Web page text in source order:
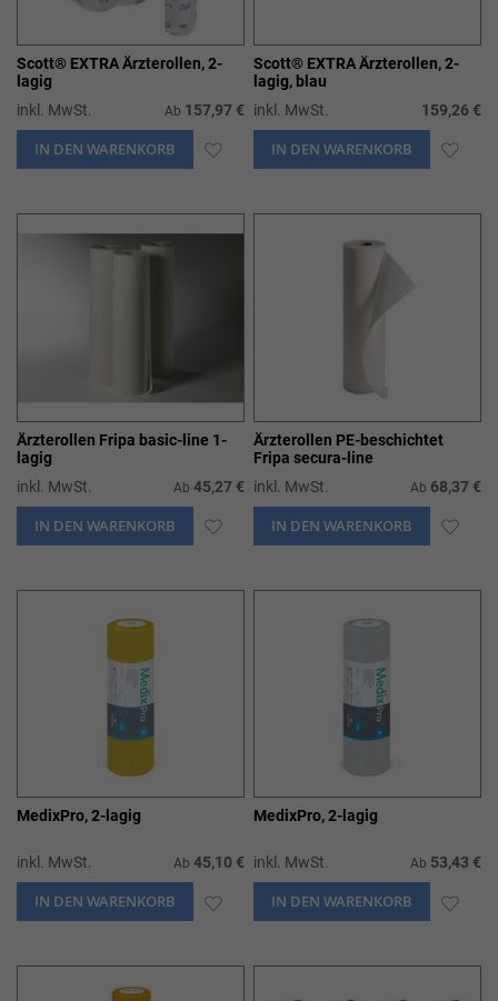
Scott® EXTRA Ärzterollen, 2-
lagig
inkl. MwSt.
Ab 157,97 €
IN DEN WARENKORB ZUR
Scott® EXTRA Ärzterollen, 2-
lagig, blau
inkl. MwSt.
159,26 €
IN DEN WARENKORB ZUR
Ärzterollen Fripa basic-line 1-
lagig
inkl. MwSt.
Ab 45,27 €
IN DEN WARENKORB ZUR
Ärzterollen PE-beschichtet
Fripa secura-line
inkl. MwSt.
Ab 68,37 €
IN DEN WARENKORB ZUR
MedixPro, 2-lagig
inkl. MwSt. Ab 45,10 €
IN DEN WARENKORB ZUR
MedixPro, 2-lagig
inkl. MwSt. Ab 53,43 €
IN DEN WARENKORB ZUR